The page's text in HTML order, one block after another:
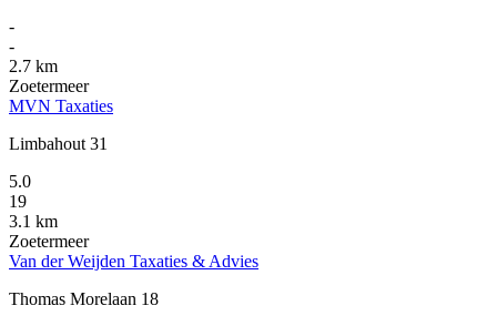
-
-
2.7 km
Zoetermeer
MVN Taxaties
Limbahout 31
5.0
19
3.1 km
Zoetermeer
Van der Weijden Taxaties & Advies
Thomas Morelaan 18